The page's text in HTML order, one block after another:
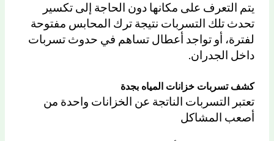
يتم التعرف على مكانها دون الحاجة إلى تكسير
تحدث تلك التسربات نتيجة ترك المحابس مفتوحة
لفترة، أو تواجد أعطال تساهم في حدوث تسربات
داخل الجدران.
كشف تسربات خزانات المياه بجدة
تعتبر التسربات الناتجة عن الخزانات واحدة من
أصعب المشاكل